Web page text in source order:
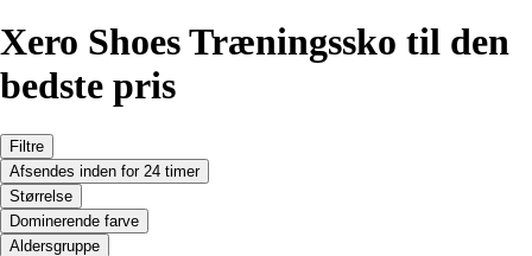
Xero Shoes Træningssko til den
bedste pris
Filtre
Afsendes inden for 24 timer
Størrelse
Dominerende farve
Aldersgruppe